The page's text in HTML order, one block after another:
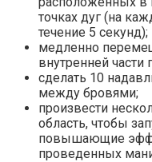
точках дуг (на
течение 5 секунд);
медленно
внутренней части
сделать 10
между бровями;
произвести
область, чтобы
повышающие
проведенных